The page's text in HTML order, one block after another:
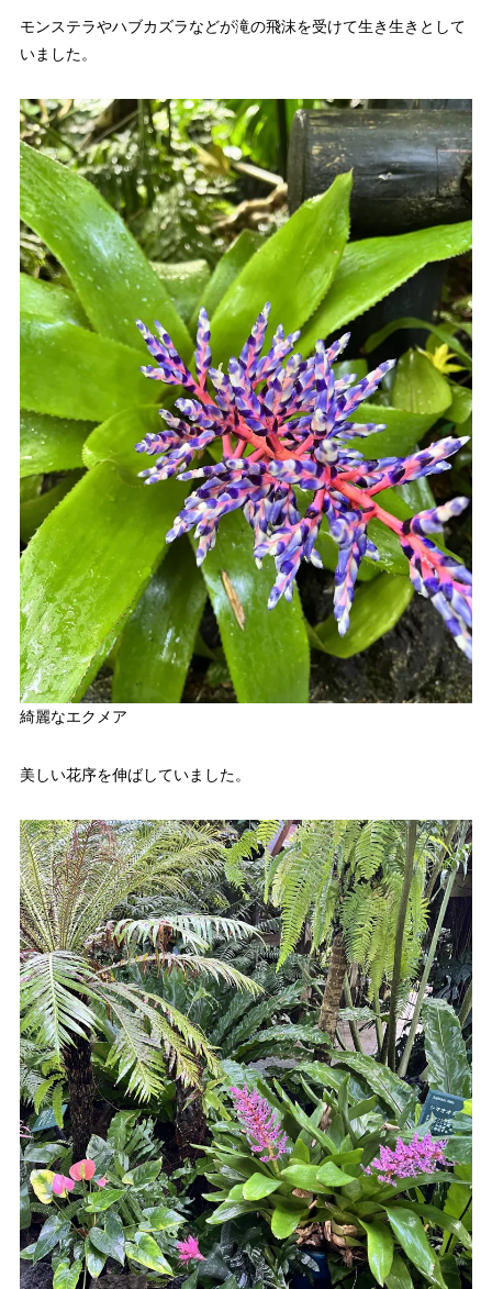
モンステラやハブカズラなどが滝の飛沫を受けて生き生きとして
いました。
綺麗なエクメア
美しい花序を伸ばしていました。